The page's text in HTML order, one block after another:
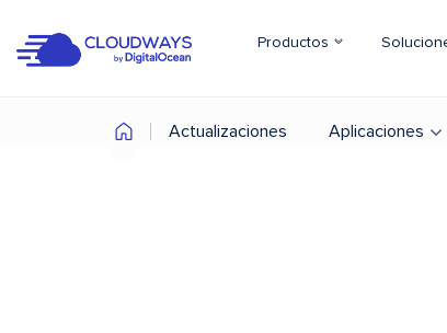
Productos
Actualizaciones Aplicaciones